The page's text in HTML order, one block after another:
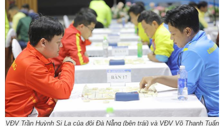
VĐV Trần Huỳnh Si La của đội Đà Nẵng (bên trái) và VĐV Võ Thanh Tuấn